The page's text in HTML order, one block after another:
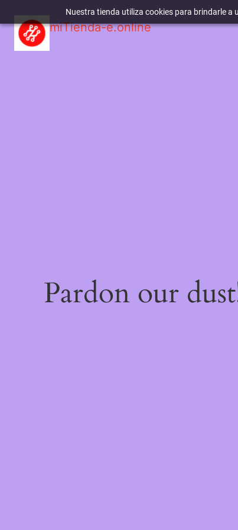
Nuestra tienda utiliza cookies para brindarle a
miTienda-e.online
Pardon our